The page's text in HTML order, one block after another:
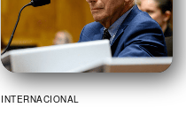
INTERNACIONAL